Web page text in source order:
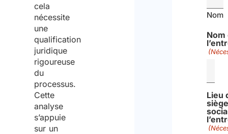
cela
nécessite
une
qualification
juridique
rigoureuse
du
processus.
Cette
analyse
s’appuie
sur un
Nom
Nom
Lieu
siège